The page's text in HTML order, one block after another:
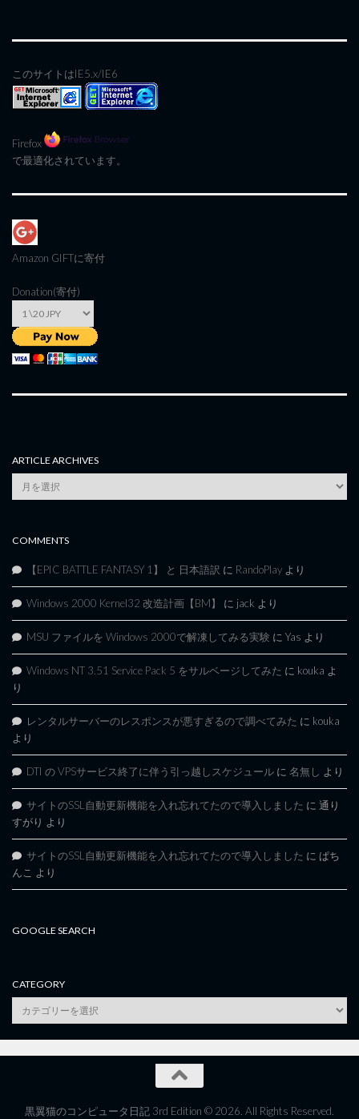
このサイトはIE5.x/IE6
Firefox
で最適化されています。
Amazon GIFTに寄付
Donation(寄付)
ARTICLE ARCHIVES
Article
Archives
COMMENTS
【EPIC BATTLE FANTASY 1】 と 日本語訳 に RandoPlay より
Windows 2000 Kernel32 改造計画【BM】 に jack より
MSU ファイルを Windows 2000で解凍してみる実験 に Yas より
Windows NT 3.51 Service Pack 5 をサルベージしてみた に kouka よ
り
レンタルサーバーのレスポンスが悪すぎるので調べてみた に kouka
より
DTI の VPSサービス終了に伴う引っ越しスケジュール に 名無し より
サイトのSSL自動更新機能を入れ忘れてたので導入しました に 通り
すがり より
サイトのSSL自動更新機能を入れ忘れてたので導入しました に ぱち
んこ より
GOOGLE SEARCH
CATEGORY
category
黒翼猫のコンピュータ日記 3rd Edition © 2026. All Rights Reserved.